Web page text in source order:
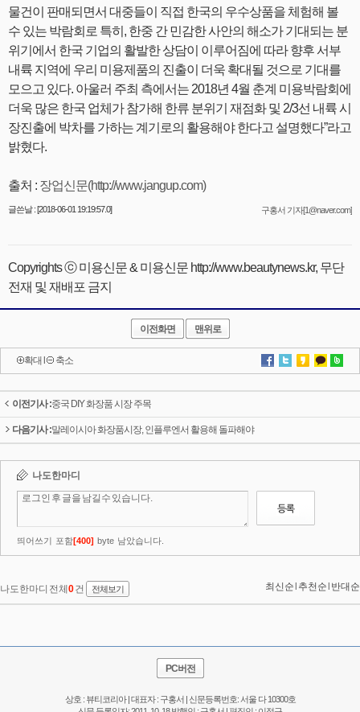
물건이 판매되면서 대중들이 직접 한국의 우수상품을 체험해 볼
수 있는 박람회로 특히, 한중 간 민감한 사안의 해소가 기대되는 분
위기에서 한국 기업의 활발한 상담이 이루어짐에 따라 향후 서부
내륙 지역에 우리 미용제품의 진출이 더욱 확대될 것으로 기대를
모으고 있다. 아울러 주최 측에서는 2018년 4월 춘계 미용박람회에
더욱 많은 한국 업체가 참가해 한류 분위기 재점화 및 2/3선 내륙 시
장진출에 박차를 가하는 계기로의 활용해야 한다고 설명했다”라고
밝혔다.
출처 : 장업신문(http://www.jangup.com)
글쓴날 : [2018-06-01 19:19:57.0] 구홍서 기자[1@naver.com]
Copyrights ⓒ 미용신문 & 미용신문 http://www.beautynews.kr, 무단
전재 및 재배포 금지
이전화면 맨위로
확대 축소
이전기사 :중국 DIY 화장품 시장 주목
다음기사 :말레이시아 화장품시장, 인플루엔서 활용해 돌파해야
PC버전
상호 : 뷰티코리아 | 대표자 : 구홍서 | 신문등록번호: 서울 다 10300호